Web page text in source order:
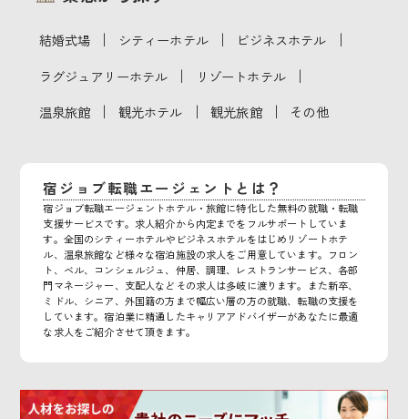
結婚式場 ｜ シティーホテル ｜ ビジネスホテル ｜
ラグジュアリーホテル ｜ リゾートホテル ｜
温泉旅館 ｜ 観光ホテル ｜ 観光旅館 ｜ その他
宿ジョブ転職エージェントとは？
宿ジョブ転職エージェントホテル・旅館に特化した無料の就職・転職
支援サービスです。求人紹介から内定までをフルサポートしていま
す。全国のシティーホテルやビジネスホテルをはじめリゾートホテ
ル、温泉旅館など様々な宿泊施設の求人をご用意しています。フロン
ト、ベル、コンシェルジュ、仲居、調理、レストランサービス、各部
門マネージャー、支配人などその求人は多岐に渡ります。また新卒、
ミドル、シニア、外国籍の方まで幅広い層の方の就職、転職の支援を
しています。宿泊業に精通したキャリアアドバイザーがあなたに最適
な求人をご紹介させて頂きます。